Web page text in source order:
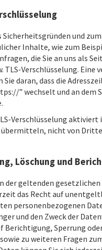
Sicherheitsgründen und
Inhalte, wie zum
die Sie an uns als
TLS-Verschlüsselung. Eine
daran, dass die
” wechselt und an dem
Verschlüsselung
übermitteln, nicht von
Löschung und
der geltenden gesetzlichen
das Recht auf
personenbezogenen
und den Zweck der
Berichtigung, Sperrung
zu weiteren Fragen